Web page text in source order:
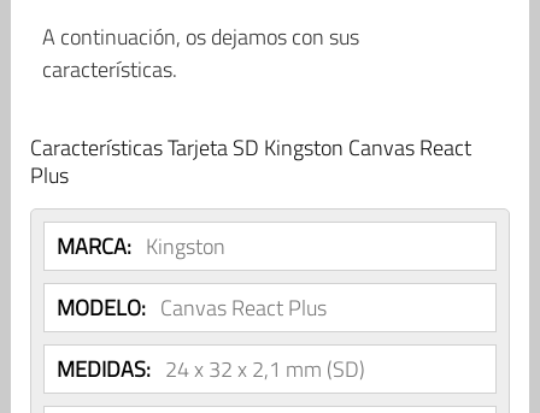
A continuación, os dejamos con sus
características.
Características Tarjeta SD Kingston Canvas React
Plus
MARCA: Kingston
MODELO: Canvas React Plus
MEDIDAS: 24 x 32 x 2,1 mm (SD)